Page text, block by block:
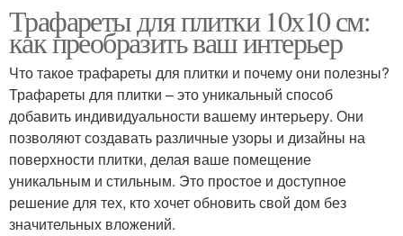
Трафареты для плитки 10х10 см:
как преобразить ваш интерьер
Что такое трафареты для плитки и почему они полезны?
Трафареты для плитки – это уникальный способ
добавить индивидуальности вашему интерьеру. Они
позволяют создавать различные узоры и дизайны на
поверхности плитки, делая ваше помещение
уникальным и стильным. Это простое и доступное
решение для тех, кто хочет обновить свой дом без
значительных вложений.